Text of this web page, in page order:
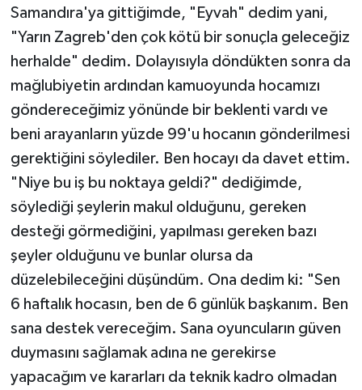
Samandıra'ya gittiğimde, "Eyvah" dedim yani,
"Yarın Zagreb'den çok kötü bir sonuçla geleceğiz
herhalde" dedim. Dolayısıyla döndükten sonra da
mağlubiyetin ardından kamuoyunda hocamızı
göndereceğimiz yönünde bir beklenti vardı ve
beni arayanların yüzde 99'u hocanın gönderilmesi
gerektiğini söylediler. Ben hocayı da davet ettim.
"Niye bu iş bu noktaya geldi?" dediğimde,
söylediği şeylerin makul olduğunu, gereken
desteği görmediğini, yapılması gereken bazı
şeyler olduğunu ve bunlar olursa da
düzelebileceğini düşündüm. Ona dedim ki: "Sen
6 haftalık hocasın, ben de 6 günlük başkanım. Ben
sana destek vereceğim. Sana oyuncuların güven
duymasını sağlamak adına ne gerekirse
yapacağım ve kararları da teknik kadro olmadan